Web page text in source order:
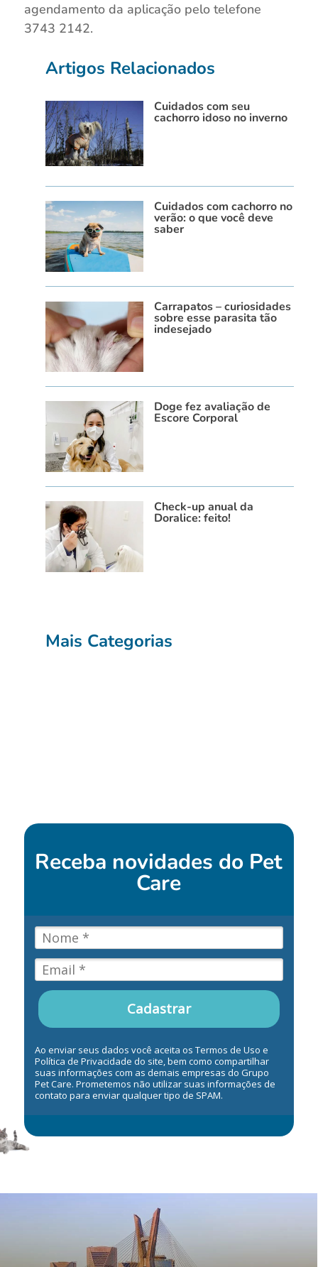
agendamento da aplicação pelo telefone
3743 2142.
Artigos Relacionados
Cuidados com seu
cachorro idoso no inverno
Cuidados com cachorro no
verão: o que você deve
saber
Carrapatos – curiosidades
sobre esse parasita tão
indesejado
Doge fez avaliação de
Escore Corporal
Check-up anual da
Doralice: feito!
Mais Categorias
Receba novidades do Pet
Care
Cadastrar
Ao enviar seus dados você aceita os Termos de Uso e
Política de Privacidade do site, bem como compartilhar
suas informações com as demais empresas do Grupo
Pet Care. Prometemos não utilizar suas informações de
contato para enviar qualquer tipo de SPAM.